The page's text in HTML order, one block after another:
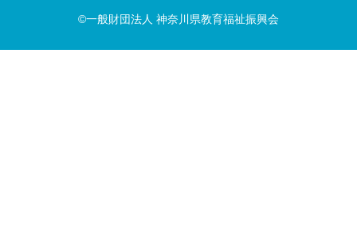
©一般財団法人 神奈川県教育福祉振興会